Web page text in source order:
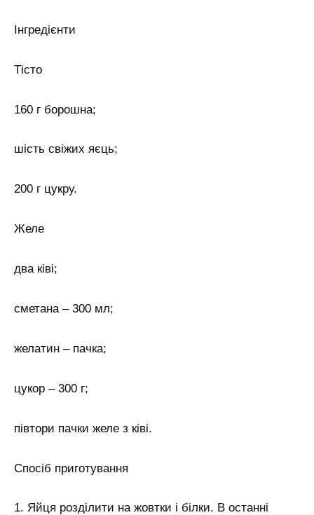
Інгредієнти
Тісто
160 г борошна;
шість свіжих яєць;
200 г цукру.
Желе
два ківі;
сметана – 300 мл;
желатин – пачка;
цукор – 300 г;
півтори пачки желе з ківі.
Спосіб приготування
1. Яйця розділити на жовтки і білки. В останні